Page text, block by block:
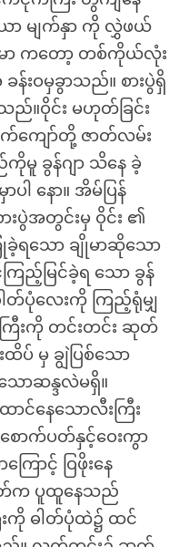
ယာ မျက်နှာ ကို လွှဲဖယ်
မာ ကတော့ တစ်ကိုယ်လုံး
န်းဝမှခွာသည်။ စားပွဲရှိ
။ဝိုင်း မဟုတ်ခြင်း
ကျော်တို့ ဇာတ်လမ်း
မူ ခွန်ဂျာ သိနေ ခဲ့
ါ နော။ အိမ်ပြန်
းပွဲအတွင်းမှ ဝိုင်း ၏
သော ချိုမာဆိုသော
ည့်မြင်ခဲ့ရ သော ခွန်
တ်ပုံလေးကို ကြည့်ရုံမျှ
ကြီးကို တင်းတင်း ဆုတ်
မှ ချွဲပြစ်သော
ောဆန္ဒလဲမရှိ။
င်နေသောလီးကြီး
ောက်ပတ်နှင့်ဝေးကွာ
ြောင့် ဝြဖိုးနေ
စိတ်က ပူထူနေသည်
းကို ဓါတ်ပုံထဲ၌ ထင်